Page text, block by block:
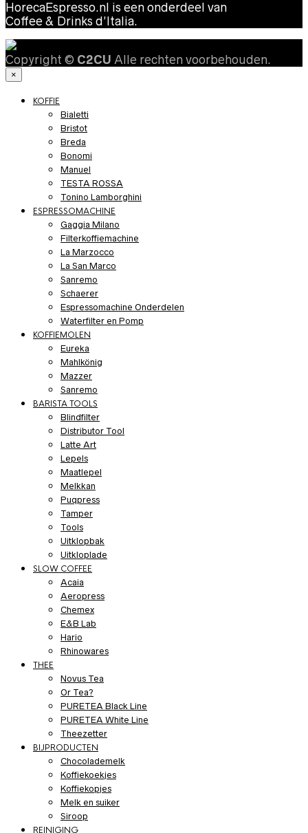
HorecaEspresso.nl is een onderdeel van
Coffee & Drinks d’Italia.
Copyright © C2CU Alle rechten voorbehouden.
×
KOFFIE
Bialetti
Bristot
Breda
Bonomi
Manuel
TESTA ROSSA
Tonino Lamborghini
ESPRESSOMACHINE
Gaggia Milano
Filterkoffiemachine
La Marzocco
La San Marco
Sanremo
Schaerer
Espressomachine Onderdelen
Waterfilter en Pomp
KOFFIEMOLEN
Eureka
Mahlkönig
Mazzer
Sanremo
BARISTA TOOLS
Blindfilter
Distributor Tool
Latte Art
Lepels
Maatlepel
Melkkan
Puqpress
Tamper
Tools
Uitklopbak
Uitkloplade
SLOW COFFEE
Acaia
Aeropress
Chemex
E&B Lab
Hario
Rhinowares
THEE
Novus Tea
Or Tea?
PURETEA Black Line
PURETEA White Line
Theezetter
BIJPRODUCTEN
Chocolademelk
Koffiekoekjes
Koffiekopjes
Melk en suiker
Siroop
REINIGING